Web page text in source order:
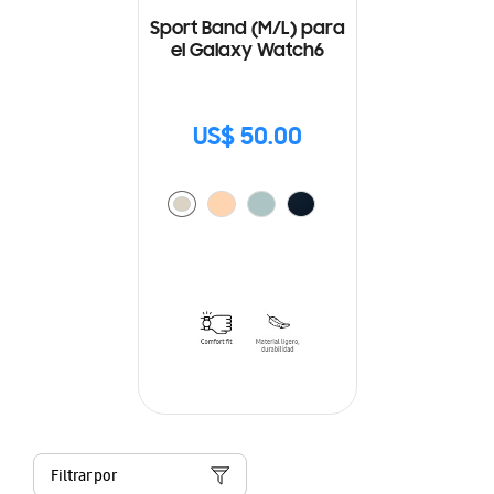
Sport Band (M/L) para
el Galaxy Watch6
US$ 50.00
Filtrar por